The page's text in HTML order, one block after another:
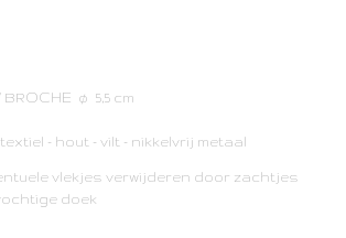
/ BROCHE ø 5,5 cm
- hout - vilt - nikkelvrij metaal
vlekjes verwijderen door zachtjes
een vochtige doek